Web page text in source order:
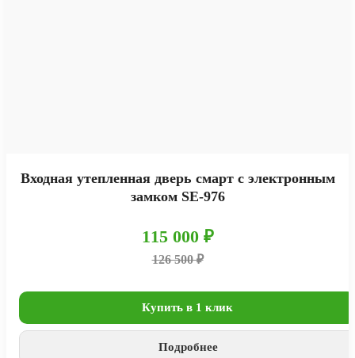
Входная утепленная дверь смарт с электронным
замком SE-976
115 000 ₽
126 500 ₽
Купить в 1 клик
Подробнее